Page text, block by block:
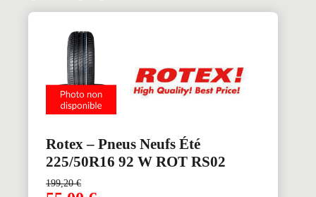
Rotex – Pneus Neufs Été
225/50R16 92 W ROT RS02
199,20€